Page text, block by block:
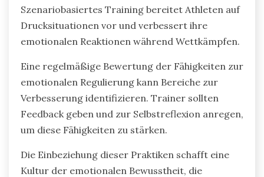
Szenariobasiertes Training bereitet Athleten auf
Drucksituationen vor und verbessert ihre
emotionalen Reaktionen während Wettkämpfen.
Eine regelmäßige Bewertung der Fähigkeiten zur
emotionalen Regulierung kann Bereiche zur
Verbesserung identifizieren. Trainer sollten
Feedback geben und zur Selbstreflexion anregen,
um diese Fähigkeiten zu stärken.
Die Einbeziehung dieser Praktiken schafft eine
Kultur der emotionalen Bewusstheit, die